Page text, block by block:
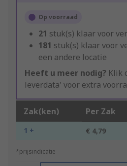
Op voorraad
21 stuk(s) klaar voor
181 stuk(s) klaar voor
een andere locatie
Heeft u meer nodig? Klik
leverdata' voor extra
Zak(ken) Per Zak
1 + € 4,79
*prijsindicatie